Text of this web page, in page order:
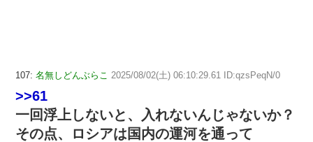
107: 名無しどんぶらこ 2025/08/02(土) 06:10:29.61 ID:qzsPeqN/0
>>61
一回浮上しないと、入れないんじゃないか？
その点、ロシアは国内の運河を通って